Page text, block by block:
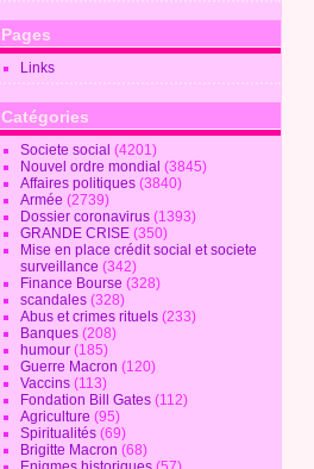
Pages
Links
Catégories
Societe social (4201)
Nouvel ordre mondial (3845)
Affaires politiques (3840)
Armée (2739)
Dossier coronavirus (1393)
GRANDE CRISE (350)
Mise en place crédit social et societe
surveillance (342)
Finance Bourse (328)
scandales (328)
Abus et crimes rituels (233)
Banques (208)
humour (185)
Guerre Macron (120)
Vaccins (113)
Fondation Bill Gates (112)
Agriculture (95)
Spiritualités (69)
Brigitte Macron (68)